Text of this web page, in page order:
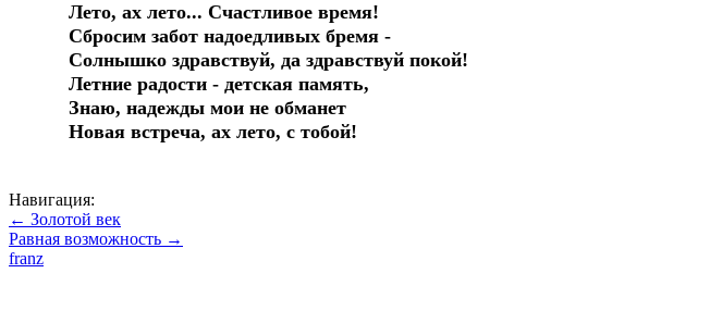
Лето, ах лето... Счастливое время!
Сбросим забот надоедливых бремя -
Солнышко здравствуй, да здравствуй покой!
Летние радости - детская память,
Знаю, надежды мои не обманет
Новая встреча, ах лето, с тобой!
Навигация:
← Золотой век
Равная возможность →
franz